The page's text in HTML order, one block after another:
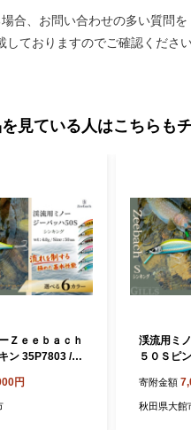
合、お問い合わせの多い質問を
しておりますのでご確認ください
見ている人はこちらも
Ｚｅｅｂａｃｈ
ン 35P7803 /
ング ミノー ギ
zeeba
円
渓流用ミ
５０Ｓピ
田 大館 フ
ギルズ
寄附金額
秋田県大館